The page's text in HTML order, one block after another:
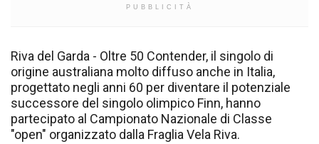
PUBBLICITÀ
Riva del Garda - Oltre 50 Contender, il singolo di
origine australiana molto diffuso anche in Italia,
progettato negli anni 60 per diventare il potenziale
successore del singolo olimpico Finn, hanno
partecipato al Campionato Nazionale di Classe
"open" organizzato dalla Fraglia Vela Riva.